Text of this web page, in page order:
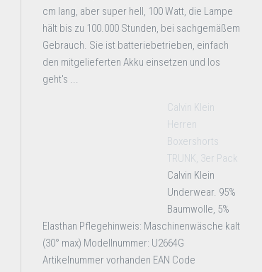
cm lang, aber super hell, 100 Watt, die Lampe
hält bis zu 100.000 Stunden, bei sachgemäßem
Gebrauch. Sie ist batteriebetrieben, einfach
den mitgelieferten Akku einsetzen und los
geht's ...
Calvin Klein
Herren
Boxershorts
TRUNK, 3er Pack
Calvin Klein
Underwear. 95%
Baumwolle, 5%
Elasthan Pflegehinweis: Maschinenwäsche kalt
(30° max) Modellnummer: U2664G
Artikelnummer vorhanden EAN Code